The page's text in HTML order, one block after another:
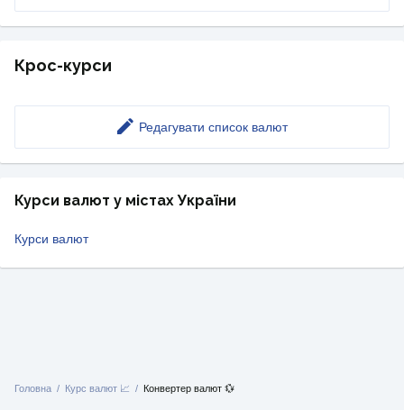
Крос-курси
Редагувати список валют
Курси валют у містах України
Курси валют
Головна Курс валют 📈 Конвертер валют 💱